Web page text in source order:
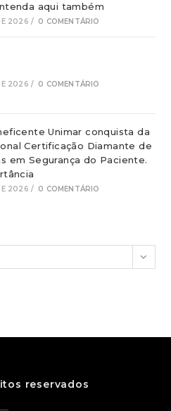
aqui também
2026 / 0 COMENTÁRIO
2026 / 0 COMENTÁRIO
Unimar conquista da
Certificação Diamante de
em Segurança do Paciente.
2026 / 0 COMENTÁRIO
reservados